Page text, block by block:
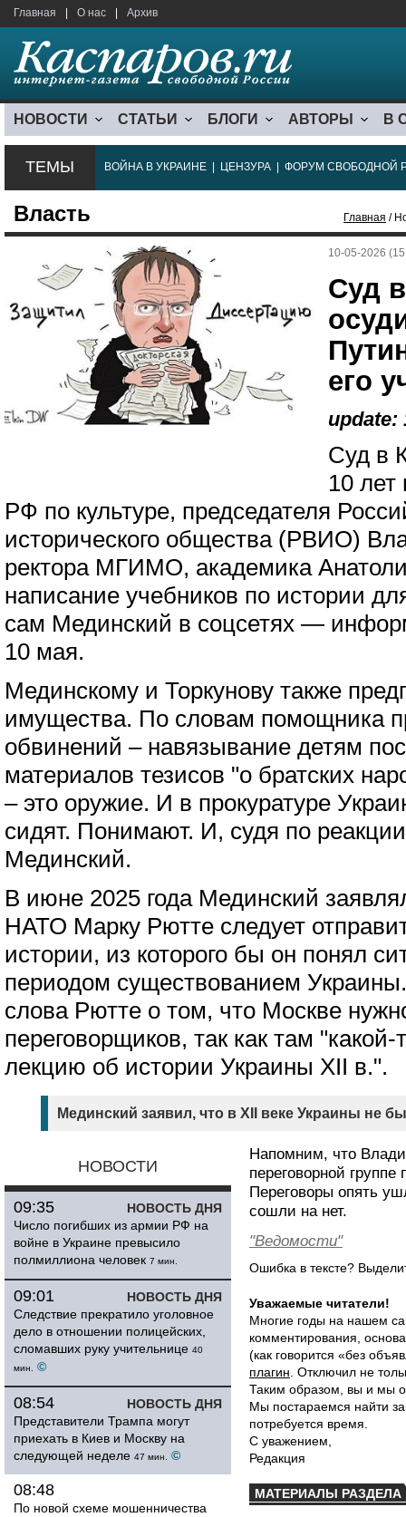
Главная О нас Архив
НОВОСТИ СТАТЬИ БЛОГИ АВТОРЫ В
ТЕМЫ ВОЙНА В УКРАИНЕ ЦЕНЗУРА ФОРУМ СВОБОДНОЙ
Власть Главная /
10-05-2026
Суд
его
update:
Суд в
10
РФ по культуре, председателя
исторического общества (РВИО)
ректора МГИМО, академика
написание учебников по истории
сам Мединский в соцсетях —
10 мая.
Мединскому и Торкунову также
имущества. По словам помощника
обвинений – навязывание детям
материалов тезисов "о братских
– это оружие. И в прокуратуре
сидят. Понимают. И, судя по
Мединский.
В июне 2025 года Мединский
НАТО Марку Рютте следует
истории, из которого бы он понял
периодом существованием
слова Рютте о том, что Москве
переговорщиков, так как там "какой-
лекцию об истории Украины XII в.".
Мединский заявил, что в XII веке Украины не
НОВОСТИ
НОВОСТЬ ДНЯ
09:35
Число погибших из армии РФ на
войне в Украине превысило
полмиллиона человек 7 мин.
НОВОСТЬ ДНЯ
09:01
Следствие прекратило уголовное
дело в отношении полицейских,
сломавших руку учительнице 40
мин.
©
НОВОСТЬ ДНЯ
08:54
Представители Трампа могут
приехать в Киев и Москву на
следующей неделе 47 мин. ©
08:48
По новой схеме мошенничества
Напомним, что
переговорной
Переговоры опять
сошли на нет.
"Ведомости"
Ошибка в тексте?
Уважаемые читатели!
Многие годы на нашем
комментирования,
(как говорится «без
плагин . Отключил не
Таким образом, вы и мы
Мы постараемся найти
потребуется время.
С уважением,
Редакция
МАТЕРИАЛЫ РАЗДЕЛА